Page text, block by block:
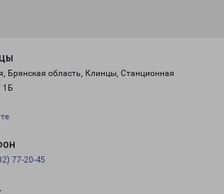
Брянская область, Клинцы, Станционная
1Б
77-20-45